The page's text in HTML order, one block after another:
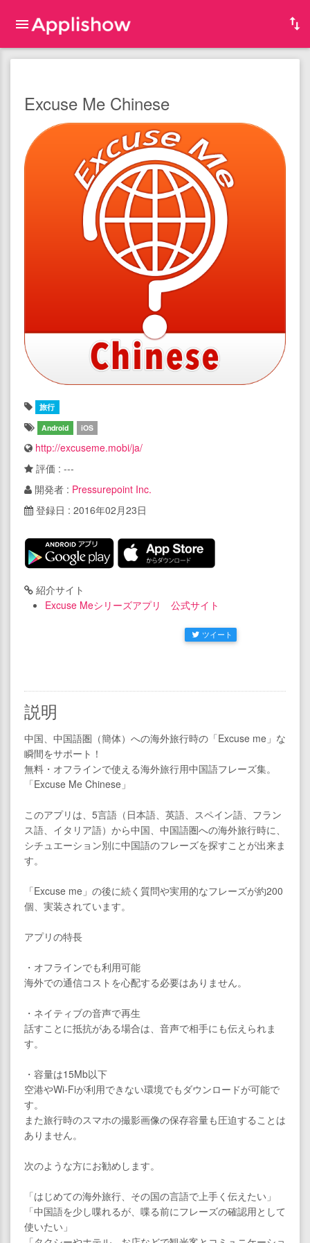
Excuse Me Chinese
旅行
Android
iOS
http://excuseme.mobi/ja/
評価 : ---
開発者 : Pressurepoint Inc.
登録日 : 2016年02月23日
紹介サイト
Excuse Meシリーズアプリ 公式サイト
ツイート
説明
中国、中国語圏（簡体）への海外旅行時の「Excuse me」な
瞬間をサポート！
無料・オフラインで使える海外旅行用中国語フレーズ集。
「Excuse Me Chinese」
このアプリは、5言語（日本語、英語、スペイン語、フラン
ス語、イタリア語）から中国、中国語圏への海外旅行時に、
シチュエーション別に中国語のフレーズを探すことが出来ま
す。
「Excuse me」の後に続く質問や実用的なフレーズが約200
個、実装されています。
アプリの特長
・オフラインでも利用可能
海外での通信コストを心配する必要はありません。
・ネイティブの音声で再生
話すことに抵抗がある場合は、音声で相手にも伝えられま
す。
・容量は15Mb以下
空港やWi-Fiが利用できない環境でもダウンロードが可能で
す。
また旅行時のスマホの撮影画像の保存容量も圧迫することは
ありません。
次のような方にお勧めします。
「はじめての海外旅行、その国の言語で上手く伝えたい」
「中国語を少し喋れるが、喋る前にフレーズの確認用として
使いたい」